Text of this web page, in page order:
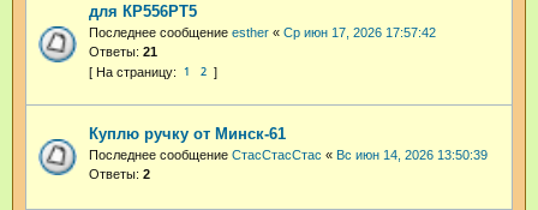
для КР556РТ5
Последнее сообщение esther « Ср июн 17, 2026 17:57:42
Ответы: 21
1 2
Куплю ручку от Минск-61
Последнее сообщение СтасСтасСтас « Вс июн 14, 2026 13:50:39
Ответы: 2